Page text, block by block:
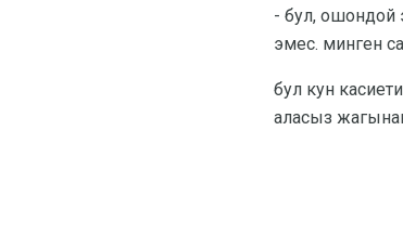
- бул, ошондой
эмес. минген
бул кун
аласыз